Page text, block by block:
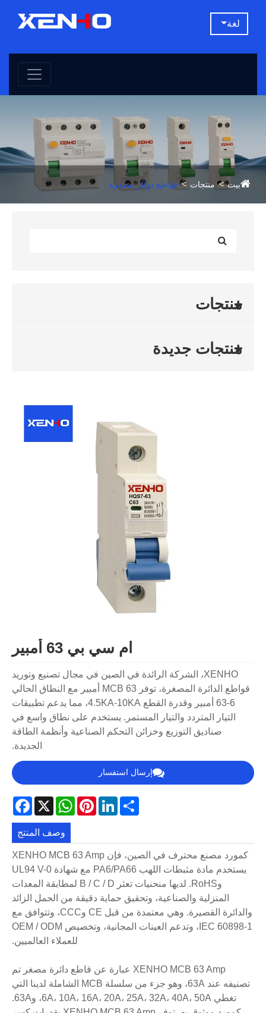
لغة
بيت منتجات قواطع دوائر مصغرة
منتجات
منتجات جديدة
ام سي بي 63 أمبير
XENHO، الشركة الرائدة في الصين في مجال تصنيع وتوريد
قواطع الدائرة المصغرة، توفر MCB 63 أمبير مع النطاق الحالي
6-63 أمبير وقدرة القطع 4.5KA-10KA، مما يدعم تطبيقات
التيار المتردد والتيار المستمر. يستخدم على نطاق واسع في
صناديق التوزيع وخزائن التحكم الصناعية وأنظمة الطاقة
الجديدة.
إرسال استفسار
X
WhatsAppPinterestLinkedInShare
وصف المنتج
كمورد مصنع محترف في الصين، فإن XENHO MCB 63 Amp
يستخدم مادة مثبطات اللهب PA6/PA66 مع شهادة UL94 V-0
وRoHS. لديها منحنيات تعثر B / C / D لمطابقة المعدات
المنزلية والصناعية، وتحقيق حماية دقيقة من الحمل الزائد
والدائرة القصيرة. وهي معتمدة من قبل CE وCCC، وتتوافق مع
IEC 60898-1، وتدعم العينات المجانية، وتخصيص OEM / ODM
للعملاء العالميين.
XENHO MCB 63 Amp عبارة عن قاطع دائرة مصغر تم
تصنيفه عند 63A، وهو جزء من سلسلة MCB الشاملة لدينا التي
تغطي 6A، 10A، 16A، 20A، 25A، 32A، 40A، 50A، و63A.